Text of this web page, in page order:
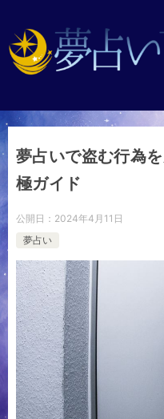
夢占いで盗む行為
極ガイド
公開日： 2024年4月11日
夢占い